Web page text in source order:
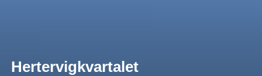
Hertervigkvartalet